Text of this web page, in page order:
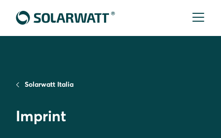
Solarwatt Italia
Imprint